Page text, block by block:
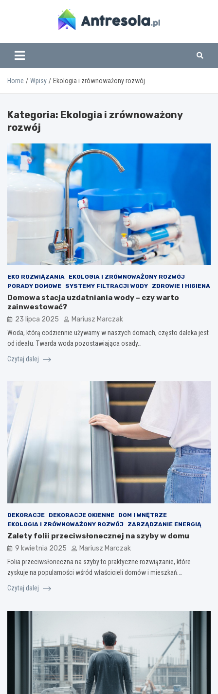
www.antresola.pl
Home Wpisy Ekologia i zrównoważony rozwój
Kategoria: Ekologia i zrównoważony
rozwój
EKO ROZWIĄZANIA
EKOLOGIA I ZRÓWNOWAŻONY ROZWÓJ
PORADY DOMOWE
SYSTEMY FILTRACJI WODY ZDROWIE I HIGIENA
Domowa stacja uzdatniania wody – czy warto
zainwestować?
23 lipca 2025 Mariusz Marczak
Woda, którą codziennie używamy w naszych domach, często daleka jest
od ideału. Twarda woda pozostawiająca osady…
Czytaj dalej
DEKORACJE DEKORACJE OKIENNE
DOM I WNĘTRZE
EKOLOGIA I ZRÓWNOWAŻONY ROZWÓJ
ZARZĄDZANIE ENERGIĄ
Zalety folii przeciwsłonecznej na szyby w domu
9 kwietnia 2025 Mariusz Marczak
Folia przeciwsłoneczna na szyby to praktyczne rozwiązanie, które
zyskuje na popularności wśród właścicieli domów i mieszkań.…
Czytaj dalej